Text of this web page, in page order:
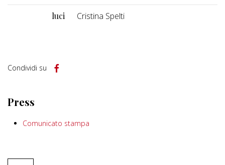
luci Cristina Spelti
Condividi su
Press
Comunicato stampa